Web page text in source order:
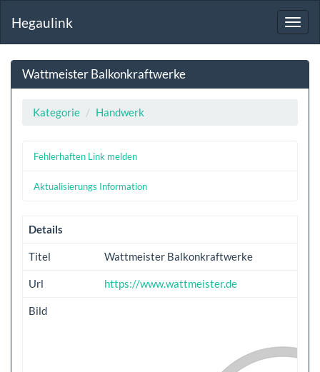
Hegaulink
Wattmeister Balkonkraftwerke
Kategorie Handwerk
Fehlerhaften Link melden
Aktualisierungs Information
Details
Titel Wattmeister Balkonkraftwerke
Url https://www.wattmeister.de
Bild